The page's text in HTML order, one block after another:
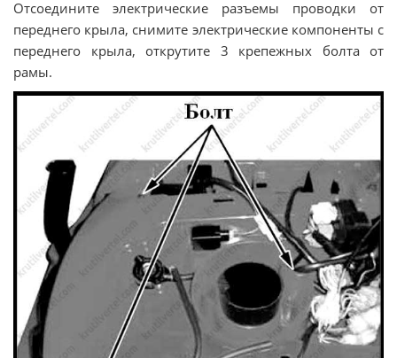
Отсоедините электрические разъемы проводки от
переднего крыла, снимите электрические компоненты с
переднего крыла, открутите 3 крепежных болта от
рамы.